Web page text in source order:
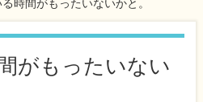
時間がもったいないかと。
がもったいない